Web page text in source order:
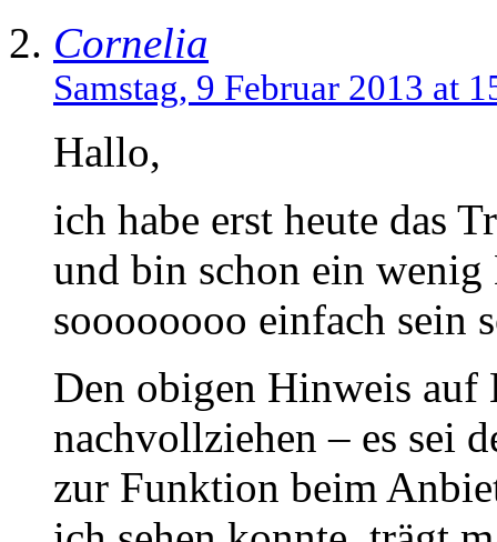
Cornelia
Samstag, 9 Februar 2013 at
Hallo,
ich habe erst heute das
und bin schon ein wenig
soooooooo einfach sein
Den obigen Hinweis auf
nachvollziehen – es sei
zur Funktion beim